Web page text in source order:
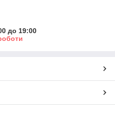
до 19:00